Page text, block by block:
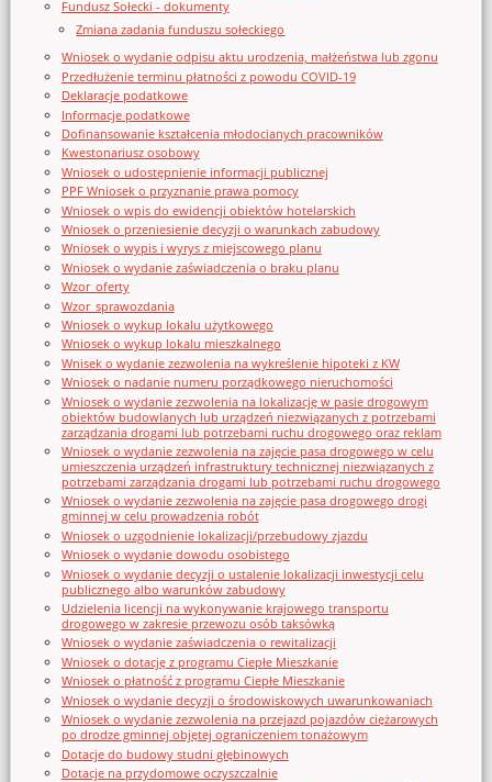
Fundusz Sołecki - dokumenty
Zmiana zadania funduszu sołeckiego
Wniosek o wydanie odpisu aktu urodzenia, małżeństwa lub zgonu
Przedłużenie terminu płatności z powodu COVID-19
Deklaracje podatkowe
Informacje podatkowe
Dofinansowanie kształcenia młodocianych pracowników
Kwestonariusz osobowy
Wniosek o udostępnienie informacji publicznej
PPF Wniosek o przyznanie prawa pomocy
Wniosek o wpis do ewidencji obiektów hotelarskich
Wniosek o przeniesienie decyzji o warunkach zabudowy
Wniosek o wypis i wyrys z miejscowego planu
Wniosek o wydanie zaświadczenia o braku planu
Wzor_oferty
Wzor_sprawozdania
Wniosek o wykup lokalu użytkowego
Wniosek o wykup lokalu mieszkalnego
Wnisek o wydanie zezwolenia na wykreślenie hipoteki z KW
Wniosek o nadanie numeru porządkowego nieruchomości
Wniosek o wydanie zezwolenia na lokalizację w pasie drogowym
obiektów budowlanych lub urządzeń niezwiązanych z potrzebami
zarządzania drogami lub potrzebami ruchu drogowego oraz reklam
Wniosek o wydanie zezwolenia na zajęcie pasa drogowego w celu
umieszczenia urządzeń infrastruktury technicznej niezwiązanych z
potrzebami zarządzania drogami lub potrzebami ruchu drogowego
Wniosek o wydanie zezwolenia na zajęcie pasa drogowego drogi
gminnej w celu prowadzenia robót
Wniosek o uzgodnienie lokalizacji/przebudowy zjazdu
Wniosek o wydanie dowodu osobistego
Wniosek o wydanie decyzji o ustalenie lokalizacji inwestycji celu
publicznego albo warunków zabudowy
Udzielenia licencji na wykonywanie krajowego transportu
drogowego w zakresie przewozu osób taksówką
Wniosek o wydanie zaświadczenia o rewitalizacji
Wniosek o dotację z programu Ciepłe Mieszkanie
Wniosek o płatność z programu Ciepłe Mieszkanie
Wniosek o wydanie decyzji o środowiskowych uwarunkowaniach
Wniosek o wydanie zezwolenia na przejazd pojazdów ciężarowych
po drodze gminnej objętej ograniczeniem tonażowym
Dotacje do budowy studni głębinowych
Dotacje na przydomowe oczyszczalnie